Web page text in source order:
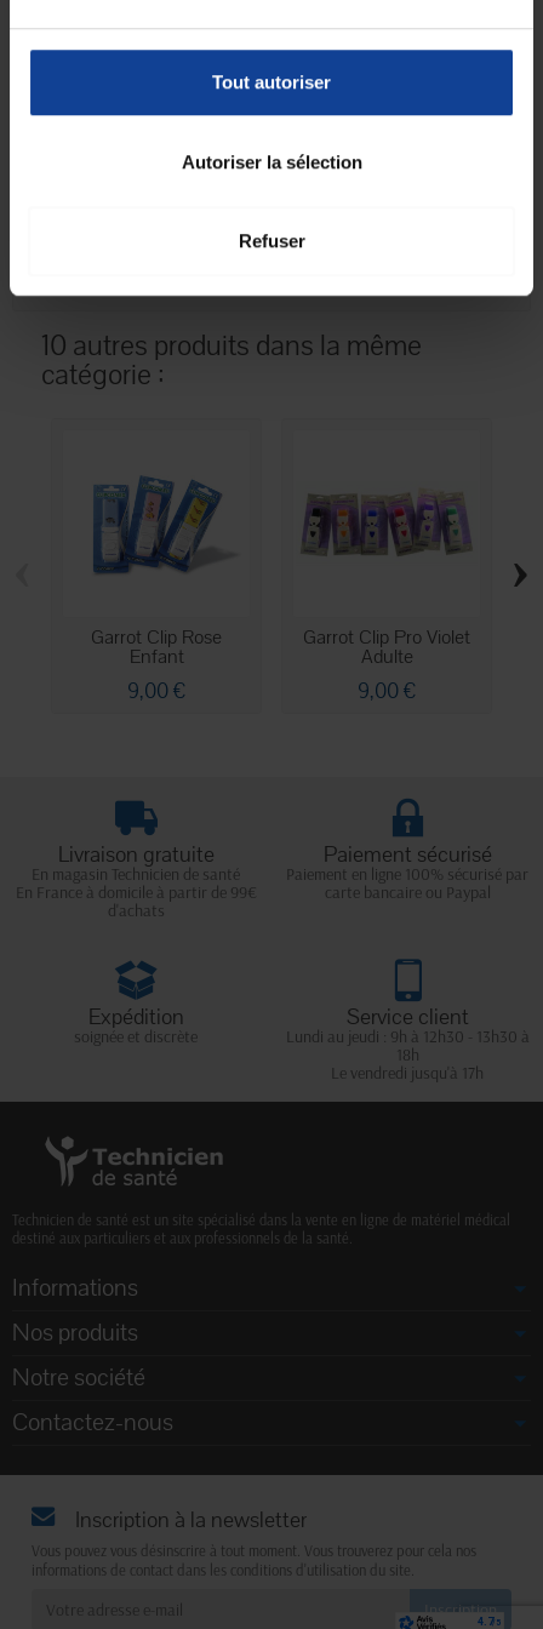
Tout autoriser
Autoriser la sélection
Refuser
10 autres produits dans la même
catégorie :
Garrot Clip Rose
Enfant
9,00 €
Garrot Clip Pro Violet
Adulte
9,00 €
›
Livraison gratuite
En magasin Technicien de santé
En France à domicile à partir de 99€
d'achats
Paiement sécurisé
Paiement en ligne 100% sécurisé par
carte bancaire ou Paypal
Expédition
soignée et discrète
Service client
Lundi au jeudi : 9h à 12h30 - 13h30 à
18h
Le vendredi jusqu'à 17h
Technicien de santé est un site spécialisé dans la vente en ligne de matériel médical
destiné aux particuliers et aux professionnels de la santé.
Informations
Nos produits
Notre société
Contactez-nous
Inscription à la newsletter
Vous pouvez vous désinscrire à tout moment. Vous trouverez pour cela nos
informations de contact dans les conditions d'utilisation du site.